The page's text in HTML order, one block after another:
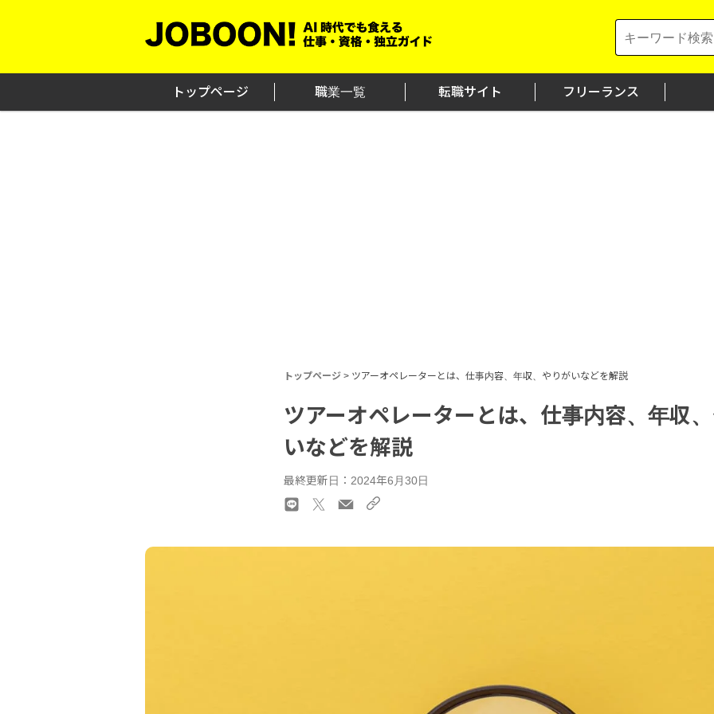
for:
トップページ 職業一覧 転職サイト フリーランス
トップページ > ツアーオペレーターとは、仕事内容、年収、やりがいなどを解説
ツアーオペレーターとは、仕事内容、年収
いなどを解説
最終更新日：2024年6月30日